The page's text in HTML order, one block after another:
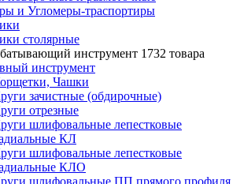
и Угломеры-траспортиры
столярные
инструмент 1732 товара
инструмент
Чашки
зачистные (обдирочные)
отрезные
шлифовальные лепестковые
КЛ
шлифовальные лепестковые
КЛО
шлифовальные ПП прямого профиля